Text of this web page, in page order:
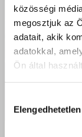
közösségi
megosztjuk az
adatait, akik
adatokkal,
Ön által
kiválasztása
Elengedhetetlen